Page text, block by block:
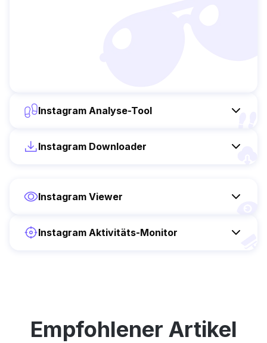
Instagram Analyse-Tool
Instagram Downloader
Instagram Viewer
Instagram Aktivitäts-Monitor
Empfohlener Artikel